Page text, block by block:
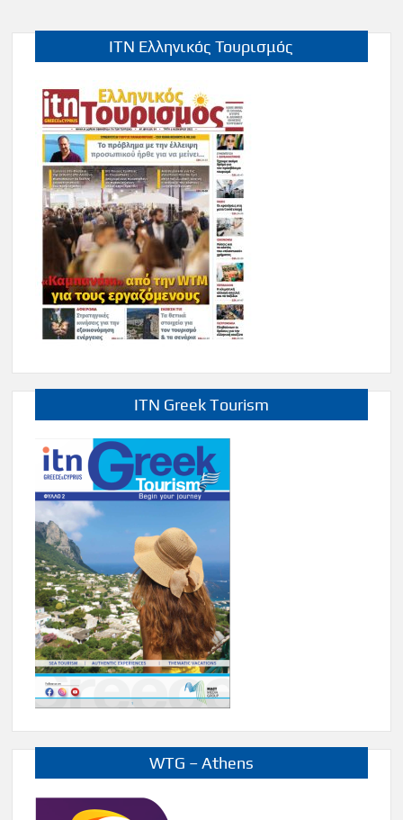
ITN Ελληνικός Τουρισμός
ITN Greek Tourism
WTG – Athens